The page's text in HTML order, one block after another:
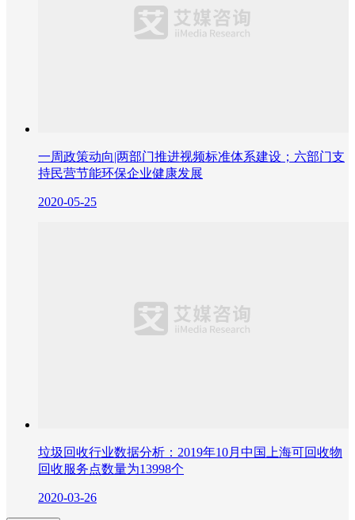
一周政策动向|两部门推进视频标准体系建设；六部门支
持民营节能环保企业健康发展
2020-05-25
垃圾回收行业数据分析：2019年10月中国上海可回收物
回收服务点数量为13998个
2020-03-26